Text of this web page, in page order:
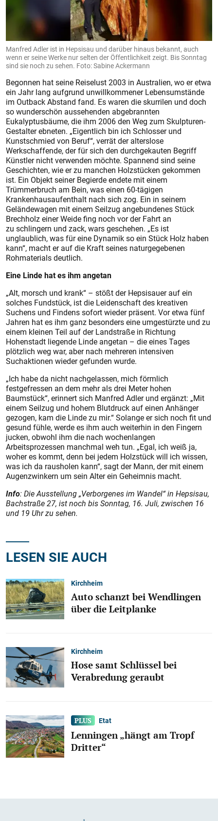
Manfred Adler ist in Hepsisau und darüber hinaus bekannt, auch
wenn er seine Werke nur selten der Öffentlichkeit zeigt. Bis Sonntag
sind sie noch zu sehen. Foto: Sabine Ackermann
Begonnen hat seine Reiselust 2003 in Australien, wo er etwa
ein Jahr lang aufgrund unwillkommener Lebensumstände
im Outback Abstand fand. Es waren die skurrilen und doch
so wunderschön aussehenden abgebrannten
Eukalyptusbäume, die ihm 2006 den Weg zum Skulpturen-
Gestalter ebneten. „Eigentlich bin ich Schlosser und
Kunstschmied von Beruf“, verrät der alterslose
Werkschaffende, der für sich den durchgekauten Begriff
Künstler nicht verwenden möchte. Spannend sind seine
Geschichten, wie er zu manchen Holzstücken gekommen
ist. Ein Objekt seiner Begierde endete mit einem
Trümmerbruch am Bein, was einen 60-tägigen
Krankenhausaufenthalt nach sich zog. Ein in seinem
Geländewagen mit einem Seilzug angebundenes Stück
Brechholz einer Weide fing noch vor der Fahrt an
zu schlingern und zack, wars geschehen. „Es ist
unglaublich, was für eine Dynamik so ein Stück Holz haben
kann“, macht er auf die Kraft seines naturgegebenen
Rohmaterials deutlich.
Eine Linde hat es ihm angetan
„Alt, morsch und krank“ – stößt der Hepsisauer auf ein
solches Fundstück, ist die Leidenschaft des kreativen
Suchens und Findens sofort wieder präsent. Vor etwa fünf
Jahren hat es ihm ganz besonders eine umgestürzte und zu
einem kleinen Teil auf der Landstraße in Richtung
Hohenstadt liegende Linde angetan – die eines Tages
plötzlich weg war, aber nach mehreren intensiven
Suchaktionen wieder gefunden wurde.
„Ich habe da nicht nachgelassen, mich förmlich
festgefressen an dem mehr als drei Meter hohen
Baumstück“, erinnert sich Manfred Adler und ergänzt: „Mit
einem Seilzug und hohem Blutdruck auf einen Anhänger
gezogen, kam die Linde zu mir.“ Solange er sich noch fit und
gesund fühle, werde es ihm auch weiterhin in den Fingern
jucken, obwohl ihm die nach wochenlangen
Arbeitsprozessen manchmal weh tun. „Egal, ich weiß ja,
woher es kommt, denn bei jedem Holzstück will ich wissen,
was ich da rausholen kann“, sagt der Mann, der mit einem
Augenzwinkern um sein Alter ein Geheimnis macht.
Info: Die Ausstellung „Verborgenes im Wandel“ in Hepsisau,
Bachstraße 27, ist noch bis Sonntag, 16. Juli, zwischen 16
und 19 Uhr zu sehen.
LESEN SIE AUCH
Kirchheim
Auto schanzt bei Wendlingen
über die Leitplanke
Kirchheim
Hose samt Schlüssel bei
Verabredung geraubt
Etat
Lenningen „hängt am Tropf
Dritter“